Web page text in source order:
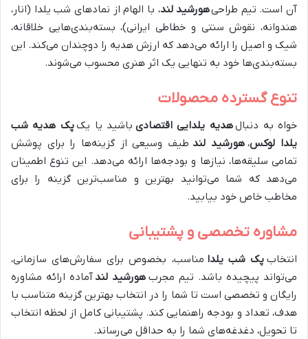
آن است. تیم طراحیهورشید لند، با الهام از نمادهای شب یلدا (انار،
هندوانه، نقوش سنتی و خطاطی ایرانی)، بسته‌بندی‌هایی خلاقانه،
شیک و اصیل را ارائه می‌دهد که ارزش هدیه را دوچندان می‌کند. این
بسته‌بندی‌ها خود به تنهایی یک اثر هنری محسوب می‌شوند.
تنوع گسترده محصولات
خواه به دنبالهدیه یلدایی اقتصادی باشید یا یک پک هدیه شب
یلدا لوکس، هورشید لند طیف وسیعی از گزینه‌ها را برای پوشش
تمامی سلیقه‌ها، نیازها و بودجه‌ها ارائه می‌دهد. این تنوع اطمینان
می‌دهد که شما می‌توانید بهترین و مناسب‌ترین گزینه را برای
مخاطب خاص خود بیابید.
مشاوره تخصصی و پشتیبانی
انتخاب پک شب یلدا مناسب، بخصوص برای سفارش‌های سازمانی،
می‌تواند پیچیده باشد. تیم مجرب هورشید لندآماده ارائه مشاوره
رایگان و تخصصی است تا شما را در انتخاب بهترین گزینه متناسب با
هدف، تعداد و بودجه راهنمایی کند. پشتیبانی کامل از لحظه انتخاب
تا تحویل، دغدغه‌های شما را به حداقل می‌رساند.